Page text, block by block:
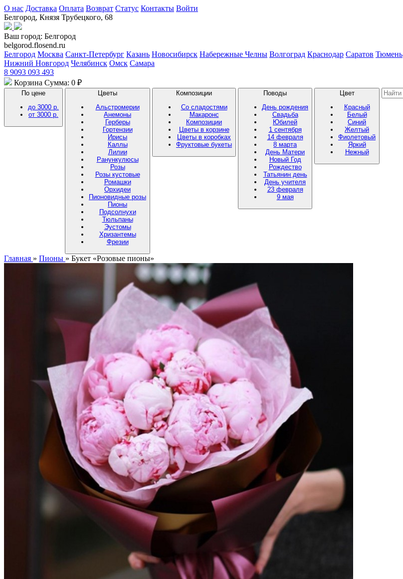
О нас Доставка Оплата Возврат Статус Контакты Войти
Белгород, Князя Трубецкого, 68
Ваш город: Белгород
belgorod.flosend.ru
Белгород Москва Санкт-Петербург Казань Новосибирск Набережные Челны Волгоград Краснодар Саратов Тюмень
Нижний Новгород Челябинск Омск Самара
8 9093 093 493
Корзина Сумма: 0 ₽
По цене
до 3000 р.
от 3000 р.
Цветы
Альстромерии
Анемоны
Герберы
Гортензии
Ирисы
Каллы
Лилии
Ранункулюсы
Розы
Розы кустовые
Ромашки
Орхидеи
Пионовидные розы
Пионы
Подсолнухи
Тюльпаны
Эустомы
Хризантемы
Фрезии
Композиции
Со сладостями
Макаронс
Композиции
Цветы в корзине
Цветы в коробках
Фруктовые букеты
Поводы
День рождения
Свадьба
Юбилей
1 сентября
14 февраля
8 марта
День Матери
Новый Год
Рождество
Татьянин день
День учителя
23 февраля
9 мая
Цвет
Красный
Белый
Синий
Желтый
Фиолетовый
Яркий
Нежный
Главная » Пионы » Букет «Розовые пионы»